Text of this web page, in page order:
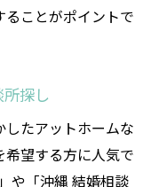
その理由を解説
れる処女率の実
所の現状を知る
ることがポイントで
探し
たアットホームな
望する方に人気で
や「沖縄 結婚相談